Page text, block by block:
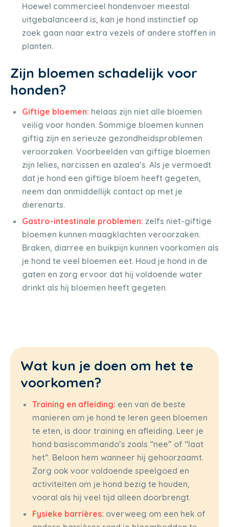
Hoewel commercieel hondenvoer meestal
uitgebalanceerd is, kan je hond instinctief op
zoek gaan naar extra vezels of andere stoffen in
planten.
Zijn bloemen schadelijk voor
honden?
Giftige bloemen: helaas zijn niet alle bloemen
veilig voor honden. Sommige bloemen kunnen
giftig zijn en serieuze gezondheidsproblemen
veroorzaken. Voorbeelden van giftige bloemen
zijn lelies, narcissen en azalea’s. Als je vermoedt
dat je hond een giftige bloem heeft gegeten,
neem dan onmiddellijk contact op met je
dierenarts.
Gastro-intestinale problemen: zelfs niet-giftige
bloemen kunnen maagklachten veroorzaken.
Braken, diarree en buikpijn kunnen voorkomen als
je hond te veel bloemen eet. Houd je hond in de
gaten en zorg ervoor dat hij voldoende water
drinkt als hij bloemen heeft gegeten.
Wat kun je doen om het te
voorkomen?
Training en afleiding: een van de beste
manieren om je hond te leren geen bloemen
te eten, is door training en afleiding. Leer je
hond basiscommando’s zoals “nee” of “laat
het”. Beloon hem wanneer hij gehoorzaamt.
Zorg ook voor voldoende speelgoed en
activiteiten om je hond bezig te houden,
vooral als hij veel tijd alleen doorbrengt.
Fysieke barrières: overweeg om een hek of